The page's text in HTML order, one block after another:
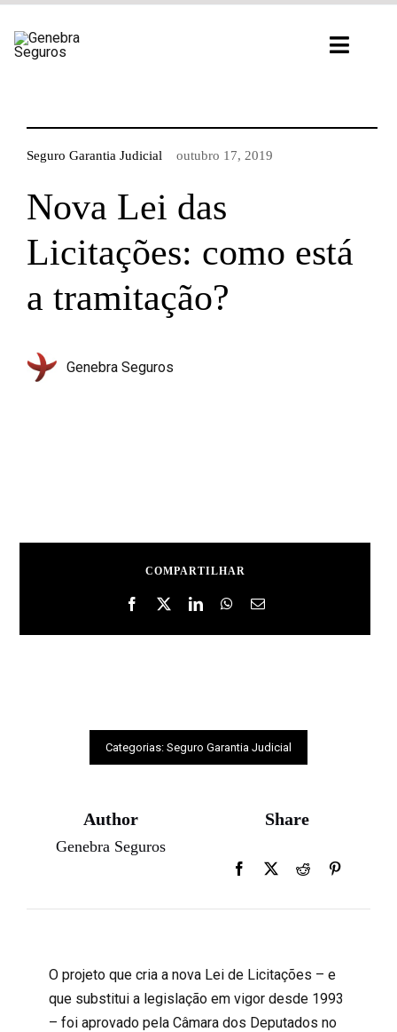
para
Seguro Garantia Judicial outubro 17, 2019
Nova Lei das
Licitações: como está
a tramitação?
Genebra Seguros
COMPARTILHAR
Categorias: Seguro Garantia Judicial
Author
Genebra Seguros
Share
O projeto que cria a nova Lei de Licitações – e
que substitui a legislação em vigor desde 1993
– foi aprovado pela Câmara dos Deputados no